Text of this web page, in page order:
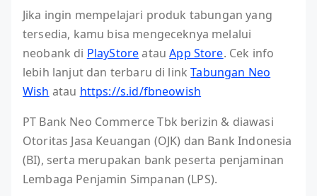
Jika ingin mempelajari produk tabungan yang
tersedia, kamu bisa mengeceknya melalui
neobank di PlayStoreatauApp Store. Cek info
lebih lanjut dan terbaru di linkTabungan Neo
Wish atau https://s.id/fbneowish
PT Bank Neo Commerce Tbk berizin & diawasi
Otoritas Jasa Keuangan (OJK) dan Bank Indonesia
(BI), serta merupakan bank peserta penjaminan
Lembaga Penjamin Simpanan (LPS).⁣